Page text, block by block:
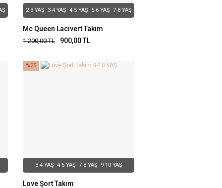
2-3 YAŞ 3-4 YAŞ 4-5 YAŞ 5-6 YAŞ 7-8 YAŞ
Mc Queen Lacivert Takım
1.200,00TL 900,00TL
%25
3-4 YAŞ 4-5 YAŞ 7-8 YAŞ 9-10 YAŞ
Love Şort Takım